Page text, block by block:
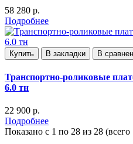
58 280 р.
Подробнее
Купить В закладки В
Транспортно-роликовые
6.0 тн
22 900 р.
Подробнее
Показано с 1 по 28 из 28